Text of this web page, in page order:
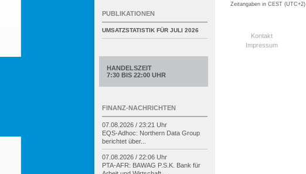
Zeitangaben in CEST (UTC+2)
Kontakt
Impressum
PUBLIKATIONEN
UMSATZSTATISTIK FÜR JULI 2026
HANDELSZEIT
7:30 BIS 22:00 UHR
FINANZ-NACHRICHTEN
07.08.2026 / 23:21 Uhr
EQS-Adhoc: Northern Data Group
berichtet über...
07.08.2026 / 22:06 Uhr
PTA-AFR: BAWAG P.S.K. Bank für